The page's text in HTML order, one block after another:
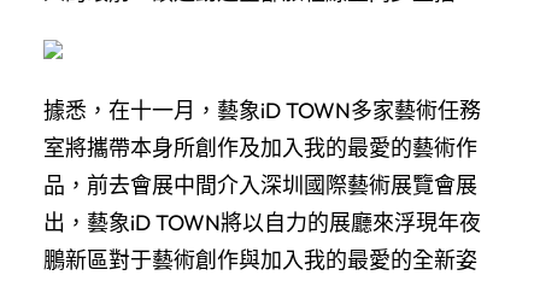
據悉，在十一月，藝象iD TOWN多家藝術任務
室將攜帶本身所創作及加入我的最愛的藝術作
品，前去會展中間介入深圳國際藝術展覽會展
出，藝象iD TOWN將以自力的展廳來浮現年夜
鵬新區對于藝術創作與加入我的最愛的全新姿